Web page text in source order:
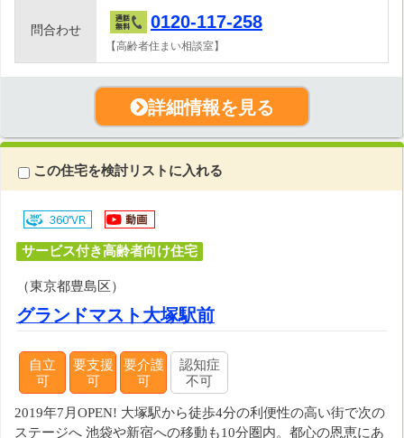
問合わせ 0120-117-258
【高齢者住まい相談室】
詳細情報を見る
この住宅を検討リストに入れる
サービス付き高齢者向け住宅
（東京都豊島区）
グランドマスト大塚駅前
自立
可
要支援
可
要介護
可
認知症
不可
2019年7月OPEN! 大塚駅から徒歩4分の利便性の高い街で次の
ステージへ 池袋や新宿への移動も10分圏内。都心の恩恵にあ